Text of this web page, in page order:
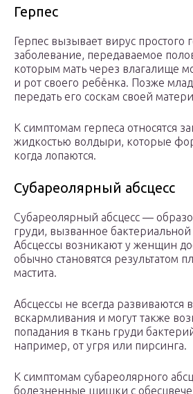
Герпес
Герпес вызывает вирус простого
заболевание, передаваемое
которым мать через влагалище
и рот своего ребёнка. Позже
передать его соскам своей
К симптомам герпеса относятся
жидкостью волдыри, которые
когда лопаются.
Субареолярный абсцесс
Субареолярный абсцесс —
груди, вызванное
Абсцессы возникают у женщин
обычно становятся результатом
мастита.
Абсцессы не всегда развиваются
вскармливания и могут также
попадания в ткань груди
например, от угря или пирсинга.
К симптомам субареолярного
болезненные шишки с